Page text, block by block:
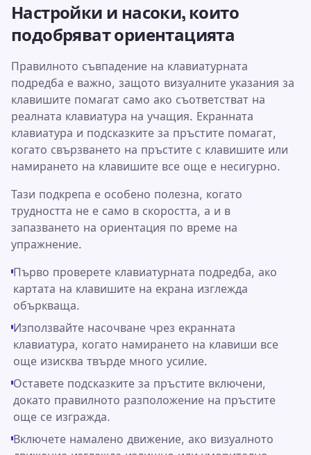
Настройки и насоки, които
подобряват ориентацията
Правилното съвпадение на клавиатурната
подредба е важно, защото визуалните указания за
клавишите помагат само ако съответстват на
реалната клавиатура на учащия. Екранната
клавиатура и подсказките за пръстите помагат,
когато свързването на пръстите с клавишите или
намирането на клавишите все още е несигурно.
Тази подкрепа е особено полезна, когато
трудността не е само в скоростта, а и в
запазването на ориентация по време на
упражнение.
Първо проверете клавиатурната подредба, ако
картата на клавишите на екрана изглежда
объркваща.
Използвайте насочване чрез екранната
клавиатура, когато намирането на клавиши все
още изисква твърде много усилие.
Оставете подсказките за пръстите включени,
докато правилното разположение на пръстите
още се изгражда.
Включете намалено движение, ако визуалното